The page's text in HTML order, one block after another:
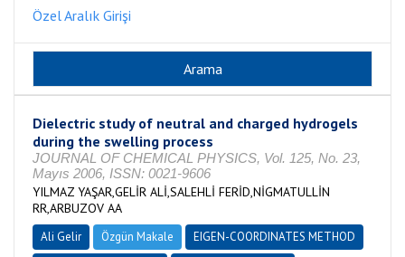
Özel Aralık Girişi
Dielectric study of neutral and charged hydrogels
during the swelling process
JOURNAL OF CHEMICAL PHYSICS, Vol. 125, No. 23,
Mayıs 2006, ISSN: 0021-9606
YILMAZ YAŞAR,GELİR ALİ,SALEHLİ FERİD,NİGMATULLİN
RR,ARBUZOV AA
Ali Gelir Özgün Makale
EIGEN-COORDINATES METHOD